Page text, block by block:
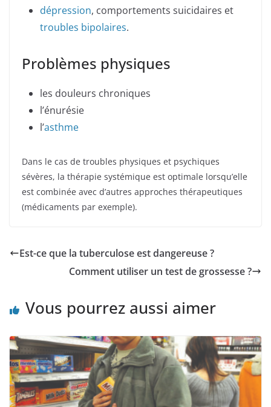
dépression, comportements suicidaires et
troubles bipolaires.
Problèmes physiques
les douleurs chroniques
l’énurésie
l’asthme
Dans le cas de troubles physiques et psychiques
sévères, la thérapie systémique est optimale lorsqu’elle
est combinée avec d’autres approches thérapeutiques
(médicaments par exemple).
Est-ce que la tuberculose est dangereuse ?
Comment utiliser un test de grossesse ?
Vous pourrez aussi aimer